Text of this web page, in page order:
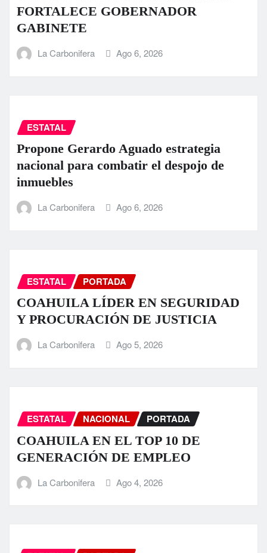
FORTALECE GOBERNADOR
GABINETE
La Carbonifera Ago 6, 2026
ESTATAL
Propone Gerardo Aguado estrategia
nacional para combatir el despojo de
inmuebles
La Carbonifera Ago 6, 2026
ESTATAL PORTADA
COAHUILA LÍDER EN SEGURIDAD
Y PROCURACIÓN DE JUSTICIA
La Carbonifera Ago 5, 2026
ESTATAL NACIONAL PORTADA
COAHUILA EN EL TOP 10 DE
GENERACIÓN DE EMPLEO
La Carbonifera Ago 4, 2026